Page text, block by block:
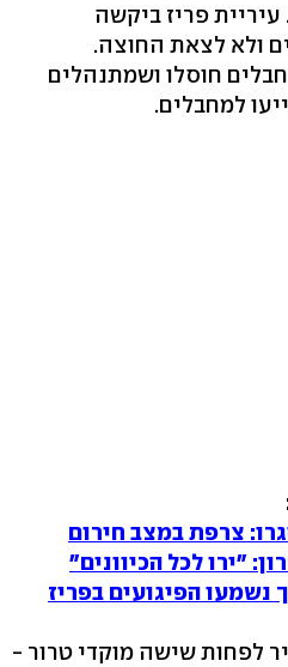
פריז ביקשה
ולא לצאת החוצה.
חוסלו ושמתנהלים
למחבלים.
צרפת במצב חירום
"ירו לכל הכיוונים"
הפיגועים בפריז
לפחות שישה מוקדי טרור -